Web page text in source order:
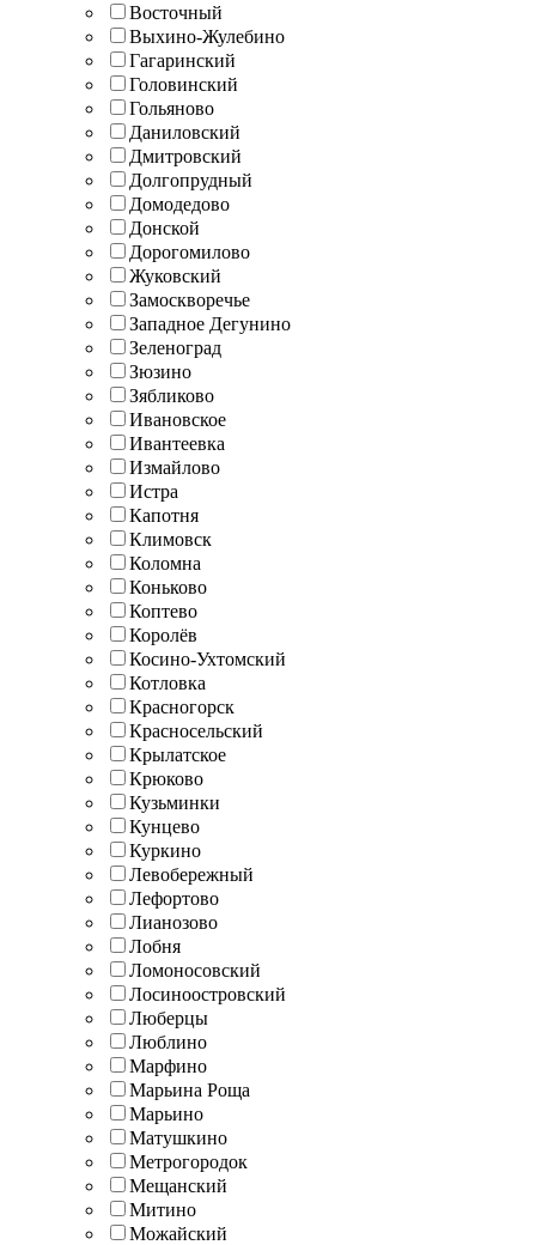
Восточный
Выхино-Жулебино
Гагаринский
Головинский
Гольяново
Даниловский
Дмитровский
Долгопрудный
Домодедово
Донской
Дорогомилово
Жуковский
Замоскворечье
Западное Дегунино
Зеленоград
Зюзино
Зябликово
Ивановское
Ивантеевка
Измайлово
Истра
Капотня
Климовск
Коломна
Коньково
Коптево
Королёв
Косино-Ухтомский
Котловка
Красногорск
Красносельский
Крылатское
Крюково
Кузьминки
Кунцево
Куркино
Левобережный
Лефортово
Лианозово
Лобня
Ломоносовский
Лосиноостровский
Люберцы
Люблино
Марфино
Марьина Роща
Марьино
Матушкино
Метрогородок
Мещанский
Митино
Можайский